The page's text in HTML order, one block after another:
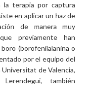
la terapia por captura
en aplicar un haz de
de manera muy
previamente han
(borofenilalanina o
por el equipo del
de Valencia,
también